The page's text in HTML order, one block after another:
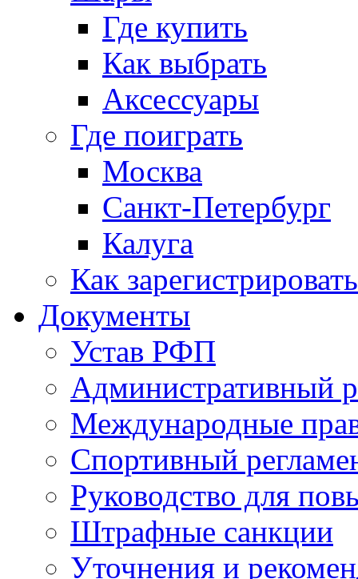
Где купить
Как выбрать
Аксессуары
Где поиграть
Москва
Санкт-Петербург
Калуга
Как
Документы
Устав РФП
Административный
Международные
Спортивный
Руководство для
Штрафные санкции
Уточнения и